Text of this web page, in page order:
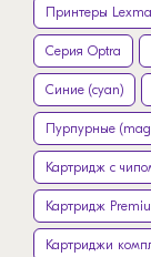
Принтеры
Серия Optra
Синие (cyan)
Пурпурные
Картридж с
Картридж
Картриджи